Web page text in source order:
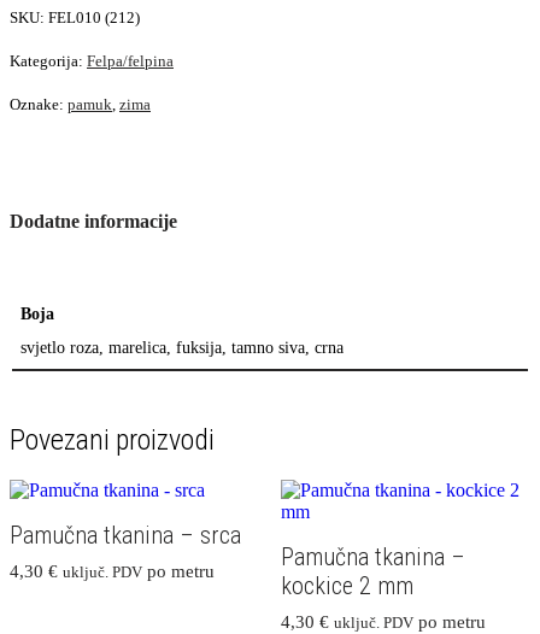
SKU: FEL010 (212)
Kategorija: Felpa/felpina
Oznake: pamuk zima
Dodatne informacije
Boja
svjetlo roza, marelica, fuksija, tamno siva, crna
Povezani proizvodi
Pamučna tkanina – srca
4,30 € uključ. PDV po metru
Pamučna tkanina –
kockice 2 mm
4,30 € uključ. PDV po metru